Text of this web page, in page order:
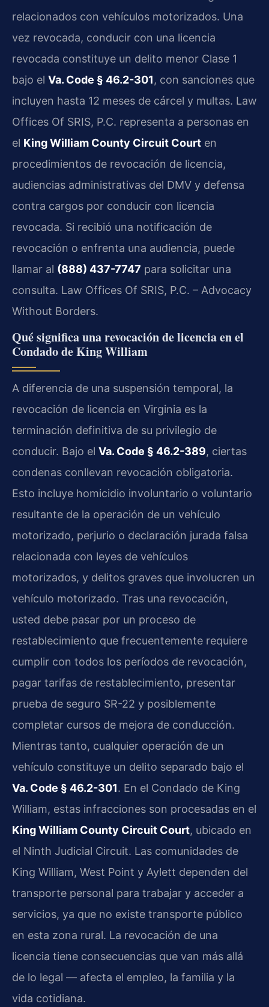
relacionados con vehículos motorizados. Una
vez revocada, conducir con una licencia
revocada constituye un delito menor Clase 1
bajo el Va. Code § 46.2-301, con sanciones que
incluyen hasta 12 meses de cárcel y multas. Law
Offices Of SRIS, P.C. representa a personas en
el King William County Circuit Court en
procedimientos de revocación de licencia,
audiencias administrativas del DMV y defensa
contra cargos por conducir con licencia
revocada. Si recibió una notificación de
revocación o enfrenta una audiencia, puede
llamar al (888) 437-7747 para solicitar una
consulta. Law Offices Of SRIS, P.C. – Advocacy
Without Borders.
Qué significa una revocación de licencia en el
Condado de King William
A diferencia de una suspensión temporal, la
revocación de licencia en Virginia es la
terminación definitiva de su privilegio de
conducir. Bajo el Va. Code § 46.2-389, ciertas
condenas conllevan revocación obligatoria.
Esto incluye homicidio involuntario o voluntario
resultante de la operación de un vehículo
motorizado, perjurio o declaración jurada falsa
relacionada con leyes de vehículos
motorizados, y delitos graves que involucren un
vehículo motorizado. Tras una revocación,
usted debe pasar por un proceso de
restablecimiento que frecuentemente requiere
cumplir con todos los períodos de revocación,
pagar tarifas de restablecimiento, presentar
prueba de seguro SR-22 y posiblemente
completar cursos de mejora de conducción.
Mientras tanto, cualquier operación de un
vehículo constituye un delito separado bajo el
Va. Code § 46.2-301. En el Condado de King
William, estas infracciones son procesadas en el
King William County Circuit Court, ubicado en
el Ninth Judicial Circuit. Las comunidades de
King William, West Point y Aylett dependen del
transporte personal para trabajar y acceder a
servicios, ya que no existe transporte público
en esta zona rural. La revocación de una
licencia tiene consecuencias que van más allá
de lo legal — afecta el empleo, la familia y la
vida cotidiana.